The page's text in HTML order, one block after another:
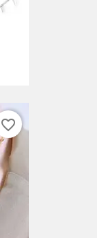
favorite_border